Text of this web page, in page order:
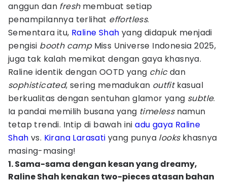
anggun dan freshmembuat setiap
penampilannya terlihat effortless.
Sementara itu, Raline Shah yang didapuk menjadi
pengisi booth campMiss Universe Indonesia 2025,
juga tak kalah memikat dengan gaya khasnya.
Raline identik dengan OOTD yang chicdan
sophisticated, sering memadukan outfitkasual
berkualitas dengan sentuhan glamor yang subtle.
Ia pandai memilih busana yang timelessnamun
tetap trendi. Intip di bawah iniadu gaya Raline
Shah vs. Kirana Larasati yang punya looks khasnya
masing-masing!
1. Sama-sama dengan kesan yang dreamy,
Raline Shah kenakan two-pieces atasan bahan